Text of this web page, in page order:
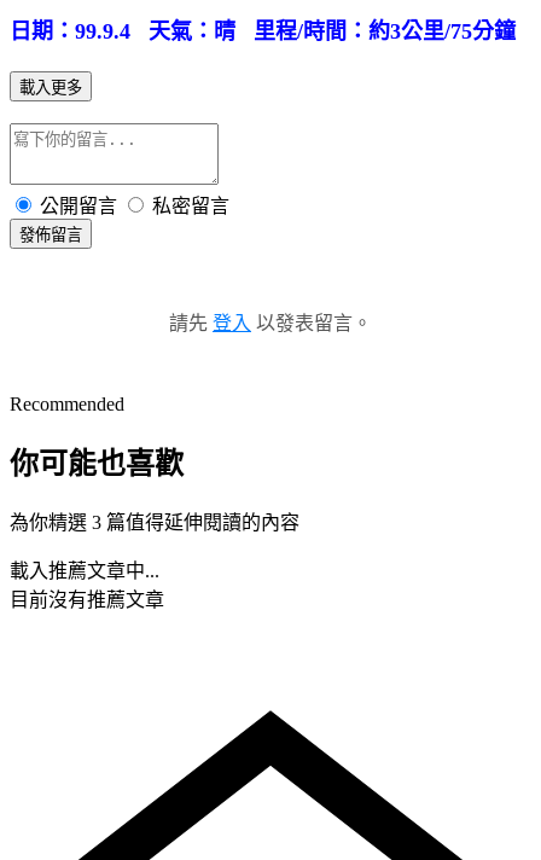
日期：99.9.4 天氣：晴 里程/時間：約3公里/75分鐘
載入更多
公開留言 私密留言
發佈留言
請先 登入 以發表留言。
Recommended
你可能也喜歡
為你精選 3 篇值得延伸閱讀的內容
載入推薦文章中...
目前沒有推薦文章